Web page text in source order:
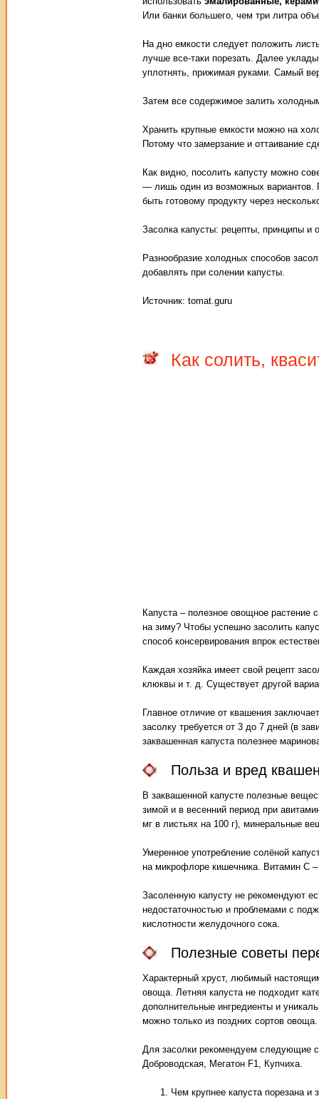
Или банки большего, чем три литра
На дно емкости следует положить
лучше все-таки порезать. Далее
уплотнять, прижимая руками. Самый
Затем все содержимое залить
Хранить крупные емкости можно на
Потому что замерзание и оттаивание
Как видно, посолить капусту можно
— лишь один из возможных вариантов.
быть готовому продукту через
Засолка капусты: рецепты, принципы и
Разнообразие холодных способов
добавлять при солении капусты.
Источник: tomat.guru
Как солить,
Капуста – полезное овощное
на зиму? Чтобы успешно засолить
способ консервирования впрок
Каждая хозяйка имеет свой рецепт
клюквы и т. д. Существует другой
Главное отличие от квашения
засолку требуется от 3 до 7 дней (в
заквашенная капуста полезнее
Польза и вред
В заквашенной капусте полезные
зимой и в весенний период при
мг в листьях на 100 г), минеральные
Умеренное употребление солёной
на микрофлоре кишечника. Витамин С
Засоленную капусту не рекомендуют
недостаточностью и проблемами с
кислотности желудочного сока.
Полезные советы
Характерный хруст, любимый
овоща. Летняя капуста не подходит
дополнительные ингредиенты и
можно только из поздних сортов овоща.
Для засолки рекомендуем следующие
Доброводская, Мегатон F1, Купчиха.
Чем крупнее капуста порезана